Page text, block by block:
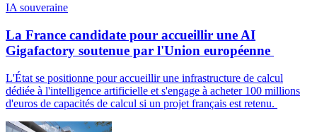
IA souveraine
La France candidate pour accueillir une AI
Gigafactory soutenue par l'Union européenne
L'État se positionne pour accueillir une infrastructure de calcul
dédiée à l'intelligence artificielle et s'engage à acheter 100 millions
d'euros de capacités de calcul si un projet français est retenu.